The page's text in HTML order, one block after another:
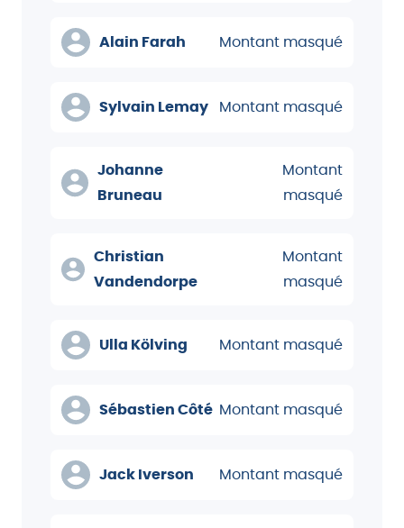
Alain Farah Montant masqué
Sylvain Lemay Montant masqué
Johanne
Bruneau
Montant
masqué
Christian
Vandendorpe
Montant
masqué
Ulla Kölving Montant masqué
Sébastien Côté Montant masqué
Jack Iverson Montant masqué